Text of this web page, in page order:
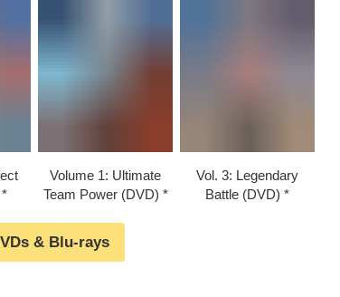
Volume 1: Ultimate
Team Power (DVD)
Vol. 3: Legendary
Battle (DVD)
& Blu-rays